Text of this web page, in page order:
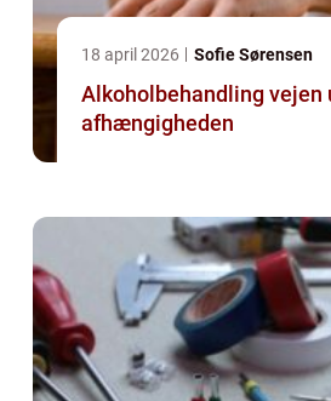
18 april 2026 Sofie Sørensen
Alkoholbehandling vejen ud af
afhængigheden